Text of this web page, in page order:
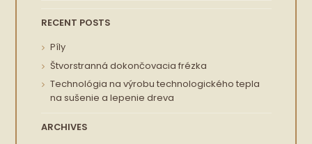
RECENT POSTS
Píly
Štvorstranná dokončovacia frézka
Technológia na výrobu technologického tepla
na sušenie a lepenie dreva
ARCHIVES